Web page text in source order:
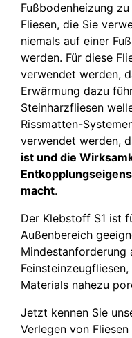
Fußbodenheizung
Fliesen, die Sie
niemals auf einer
werden. Für diese
verwendet werden,
Erwärmung dazu
Steinharzfliesen
Rissmatten-
verwendet werden,
ist und die
macht.
Der Klebstoff S1 ist
Außenbereich
Mindestanforderung
Materials nahezu
Jetzt kennen Sie
Verlegen von